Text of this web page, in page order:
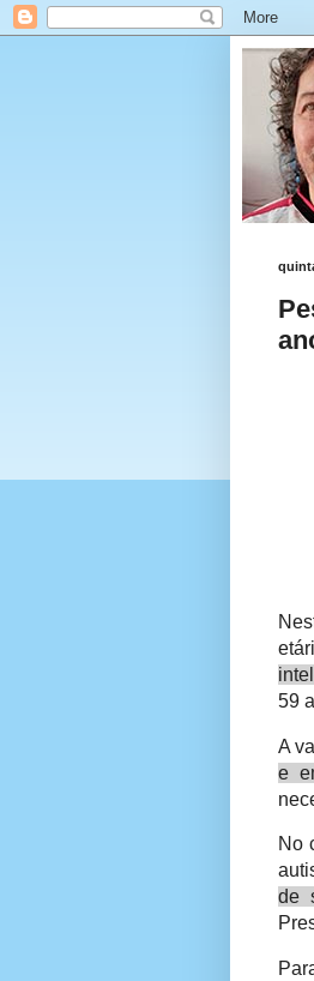
59
A
e
No
de